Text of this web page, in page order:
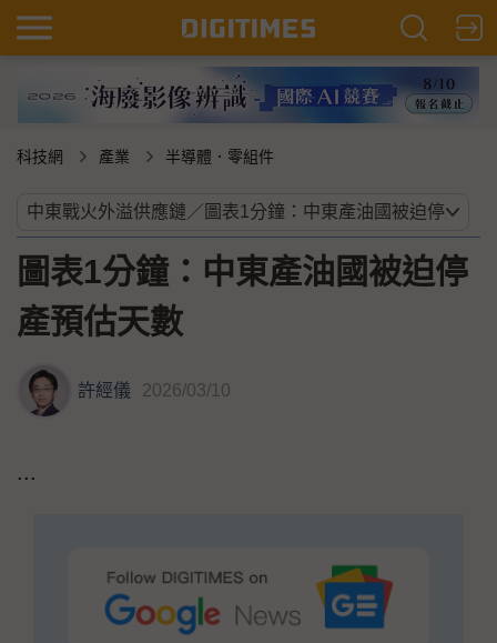
科技網 產業 半導體．零組件
圖表1分鐘：中東產油國被迫停
產預估天數
許經儀 2026/03/10
...